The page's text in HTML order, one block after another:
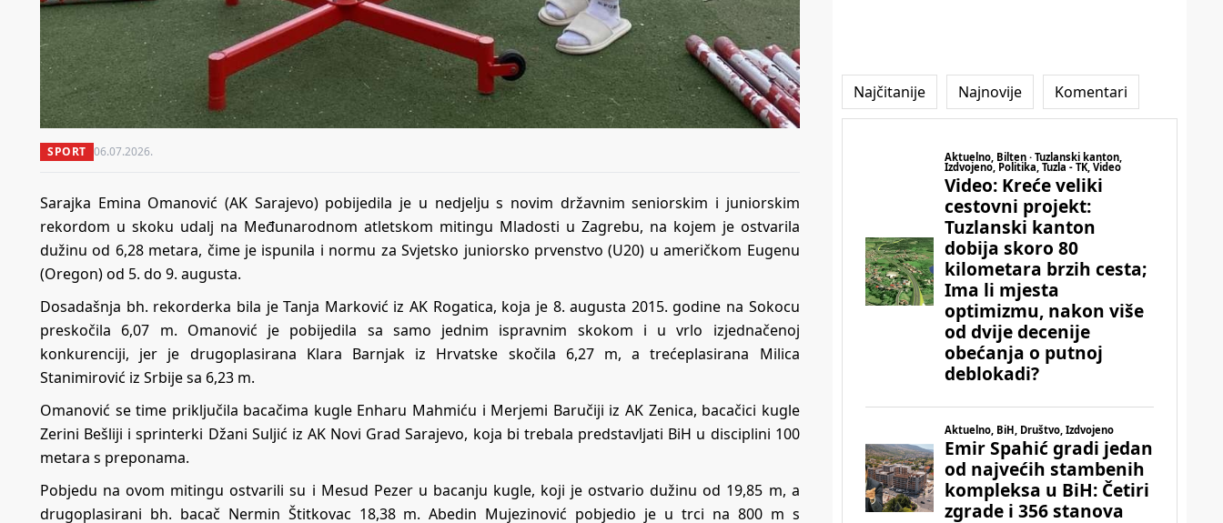
SPORT 06.07.2026.
Sarajka Emina Omanović (AK Sarajevo) pobijedila je u nedjelju s novim državnim seniorskim i juniorskim
rekordom u skoku udalj na Međunarodnom atletskom mitingu Mladosti u Zagrebu, na kojem je ostvarila
dužinu od 6,28 metara, čime je ispunila i normu za Svjetsko juniorsko prvenstvo (U20) u američkom Eugenu
(Oregon) od 5. do 9. augusta.
Dosadašnja bh. rekorderka bila je Tanja Marković iz AK Rogatica, koja je 8. augusta 2015. godine na Sokocu
preskočila 6,07 m. Omanović je pobijedila sa samo jednim ispravnim skokom i u vrlo izjednačenoj
konkurenciji, jer je drugoplasirana Klara Barnjak iz Hrvatske skočila 6,27 m, a trećeplasirana Milica
Stanimirović iz Srbije sa 6,23 m.
Omanović se time priključila bacačima kugle Enharu Mahmiću i Merjemi Baručiji iz AK Zenica, bacačici kugle
Zerini Bešliji i sprinterki Džani Suljić iz AK Novi Grad Sarajevo, koja bi trebala predstavljati BiH u disciplini 100
metara s preponama.
Pobjedu na ovom mitingu ostvarili su i Mesud Pezer u bacanju kugle, koji je ostvario dužinu od 19,85 m, a
drugoplasirani bh. bacač Nermin Štitkovac 18,38 m. Abedin Mujezinović pobjedio je u trci na 800 m s
Najčitanije Najnovije Komentari